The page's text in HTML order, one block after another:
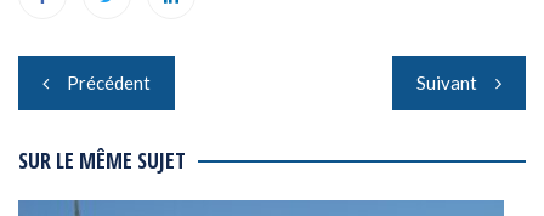
Navigation
de
l’article
Précédent Suivant
SUR LE MÊME SUJET